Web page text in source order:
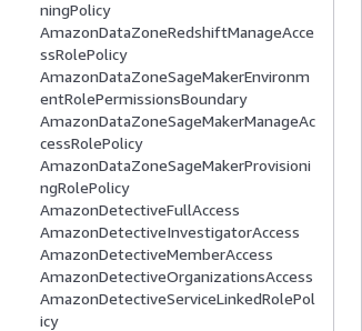
ningPolicy
AmazonDataZoneRedshiftManageAcce
ssRolePolicy
AmazonDataZoneSageMakerEnvironm
entRolePermissionsBoundary
AmazonDataZoneSageMakerManageAc
cessRolePolicy
AmazonDataZoneSageMakerProvisioni
ngRolePolicy
AmazonDetectiveFullAccess
AmazonDetectiveInvestigatorAccess
AmazonDetectiveMemberAccess
AmazonDetectiveOrganizationsAccess
AmazonDetectiveServiceLinkedRolePol
icy